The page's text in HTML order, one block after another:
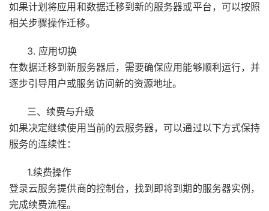
如果计划将应用和数据迁移到新的服务器或平台，可以按照
相关步骤操作迁移。
3. 应用切换
在数据迁移到新服务器后，需要确保应用能够顺利运行，并
逐步引导用户或服务访问新的资源地址。
三、续费与升级
如果决定继续使用当前的云服务器，可以通过以下方式保持
服务的连续性：
1.续费操作
登录云服务提供商的控制台，找到即将到期的服务器实例，
完成续费流程。